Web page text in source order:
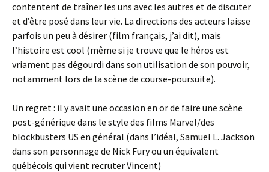
contentent de traîner les uns avec les autres et de discuter
et d’être posé dans leur vie. La directions des acteurs laisse
parfois un peu à désirer (film français, j’ai dit), mais
l’histoire est cool (même si je trouve que le héros est
vriament pas dégourdi dans son utilisation de son pouvoir,
notamment lors de la scène de course-poursuite).
Un regret : il y avait une occasion en or de faire une scène
post-générique dans le style des films Marvel/des
blockbusters US en général (dans l’idéal, Samuel L. Jackson
dans son personnage de Nick Fury ou un équivalent
québécois qui vient recruter Vincent)